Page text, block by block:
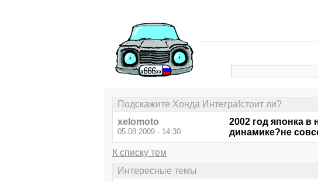
Подскажите Хонда Интегра!стоит ли?
xelomoto
05.08.2009 - 14:30
2002 год японка в
динамике?не
К списку тем
Интересные темы